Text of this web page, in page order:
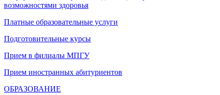
возможностями здоровья
Платные образовательные услуги
Подготовительные курсы
Прием в филиалы МПГУ
Прием иностранных абитуриентов
ОБРАЗОВАНИЕ